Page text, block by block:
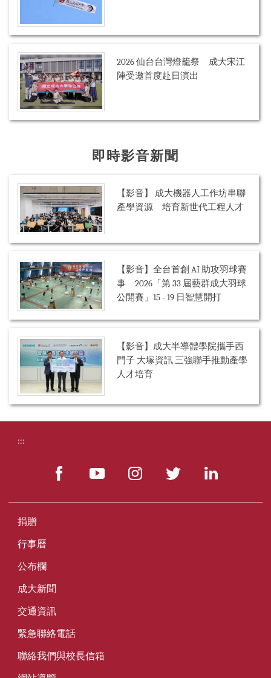
2026 仙台台灣燈籠祭 成大宋江
陣受邀首度赴日演出
即時影音新聞
【影音】 成大機器人工作坊串聯
產學資源 培育新世代工程人才
【影音】全台首創 AI 助攻羽球賽
事 2026「第 33 屆藝群成大羽球
公開賽」15 - 19 日智慧開打
【影音】成大半導體學院攜手西
門子 大塚資訊 三強聯手推動產學
人才培育
:::
捐贈
行事曆
公布欄
成大新聞
交通資訊
緊急聯絡電話
聯絡我們與校長信箱